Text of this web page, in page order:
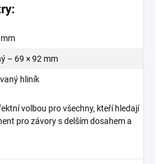
– 69 × 92 mm
hliník
volbou pro všechny, kteří hledají
pro závory s delším dosahem a